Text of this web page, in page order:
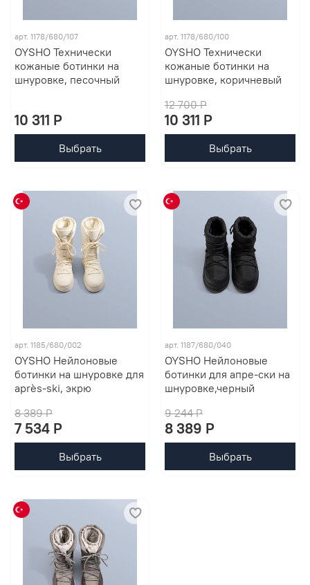
арт. 1178/680/107
OYSHO Технически
кожаные ботинки на
шнуровке, песочный
10 311 P
Выбрать
арт. 1178/680/100
OYSHO Технически
кожаные ботинки на
шнуровке, коричневый
12 700 P
10 311 P
Выбрать
арт. 1185/680/002
OYSHO Нейлоновые
ботинки на шнуровке для
après-ski, экрю
8 389 P
7 534 P
Выбрать
арт. 1187/680/040
OYSHO Нейлоновые
ботинки для апре-ски на
шнуровке,черный
9 244 P
8 389 P
Выбрать